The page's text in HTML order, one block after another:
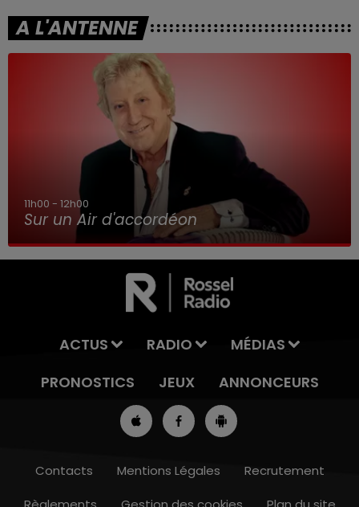
A L'ANTENNE
11h00 - 12h00
Sur un Air d'accordéon
ACTUS RADIO
MÉDIAS
PRONOSTICS
JEUX ANNONCEURS
Contacts Mentions Légales
Recrutement